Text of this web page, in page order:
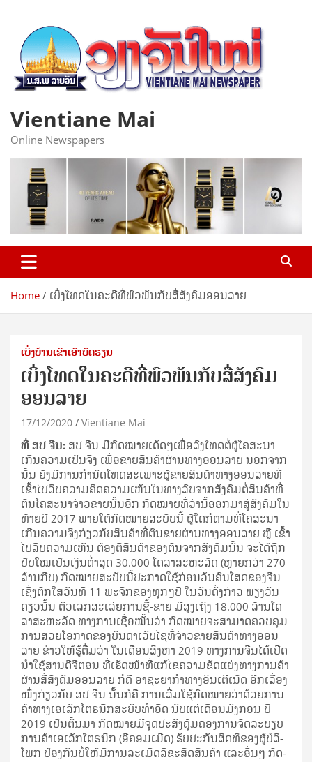
content
Vientiane Mai
Online Newspapers
Home ເບິ່ງໂທດໃນຄະດີທີ່ພົວພັນກັບສື່ສັງຄົມອອນລາຍ
ເບິ່ງບ້ານເຂົາເອົາບົດຮຽນ
ເບິ່ງໂທດໃນຄະດີທີ່ພົວພັນກັບສື່ສັງຄົມ
ອອນລາຍ
17/12/2020 Vientiane Mai
ທີ່ ສປ ຈີນ: ສປ ຈີນ ມີ​ກົດ­ໝາຍ​ເດັດໆ​ເພື່ອ​ລົງ­ໂທດ​ຕໍ່​ຜູ້​ໂຄ­ສະ­ນາ​
ເກີນ​ຄວາມ​ເປັນ​ຈິງ ເພື່ອ​ຂາຍ​ສິນ­ຄ້າ​ຜ່ານ​ທາງ​ອອນ​ລາຍ ນອກ­ຈາກ​
ນັ້ນ ຍັງ​ມີ​ການ​ກຳ­ນົດ​ໂທດ​ສະ­ເພາະ​ຜູ້​ຂາຍ​ສິນ­ຄ້າ​ທາງ​ອອນ​ລາຍ​ທີ່​
ເຂົ້າ​ໄປ​ລຶບ​ຄວາມ​ຄິດ​ຄວາມ​ເຫັນ​ໃນ​ທາງ​ລົບ​ຈາກ​ສັງ­ຄົມ​ຕໍ່​ສິນ­ຄ້າ​ທີ່​
ຕົນ​ໂຄ­ສະ­ນາ​ຈ່າວ​ຂາຍ​ນັ້ນ​ອີກ ກົດ­ໝາຍ​ທີ່​ວ່າ​ນີ້​ອອກ​ມາ­ສູ່​ສັງ­ຄົມ​ໃນ​
ທ້າຍ​ປີ 2017 ພາຍ​ໃຕ້​ກົດ­ໝາຍ​ສະ­ບັບ​ນີ້ ຜູ້​ໃດ​ກໍ​ຕາມ​ທີ່​ໂຄ­ສະ­ນາ​
ເກີນ​ຄວາມ​ຈິງ​ກ່ຽວ​ກັບ​ສິນ­ຄ້າ​ທີ່​ຕົນ​ຂາຍ​ຜ່ານ​ທາງ​ອອນ​ລາຍ ຫຼື ເຂົ້າ​
ໄປ​ລຶບ​ຄວາມ​ເຫັນ ຕ້ອງ​ຕິ​ສິນ­ຄ້າ​ຂອງ​ຕົນ​ຈາກ​ສັງ­ຄົມ​ນັ້ນ ຈະ​ໄດ້​ຖືກ​
ປັບ​ໃໝ​ເປັນ​ເງິນ​ຕ່ຳ​ສຸດ 30.000 ໂດ​ລາ​ສະ­ຫະ­ລັດ (ຫຼາຍ​ກວ່າ 270
ລ້ານ​ກີບ) ກົດ­ໝາຍ​ສະ­ບັບ​ນີ້​ປະ­ກາດ​ໃຊ້​ກ່ອນ​ວັນ​ຄົນ​ໂສດ​ຂອງ​ຈີນ
ເຊິ່ງ​ຕົກ​ໃສ່​ວັນ​ທີ 11 ພະ­ຈິກ​ຂອງ​ທຸກໆ​ປີ ໃນ​ວັນ​ດັ່ງ­ກ່າວ ພຽງ​ວັນ​
ດຽວ​ນັ້ນ ຕົວ​ເລກ​ສະ­ເລ່ຍ​ການ​ຊື້-ຂາຍ ມີ​ສູງ​ເຖິງ 18.000 ລ້ານ​ໂດ​
ລາ​ສະ­ຫະ­ລັດ ທາງ​ການ​ເຊື່ອ​ໝັ້ນ​ວ່າ ກົດ­ໝາຍ​ຈະ​ສາ­ມາດ​ຄວບ​ຄຸມ​
ການ​ສວຍ­ໂອ­ກາດ​ຂອງ​ບັນ­ດາ​ເວັບ​ໄຊ​ທີ່​ຈ່າວ​ຂາຍ​ສິນ­ຄ້າ​ທາງ​ອອນ​
ລາຍ ຂ່າວ​ໃຫ້​ຮູ້​ຕື່ມ​ວ່າ ໃນ​ເດືອນ​ສິງ­ຫາ 2019 ທາງ​ການ​ຈີນ​ໄດ້​ເປີດ​
ນຳ​ໃຊ້​ສານ​ດີ​ຈີ​ຕອນ ທີ່​ເຮັດ​ໜ້າ­ທີ່​ແກ້​ໄຂ​ຄວາມ​ຂັດ​ແຍ່ງ​ທາງ​ການ​ຄ້າ​
ຜ່ານ​ສື່​ສັງ­ຄົມ​ອອນ​ລາຍ ກໍ​ຄື ອາ​ຊະ​ຍາ​ກຳ​ທາງ​ອິນ​ເຕີ​ເນັດ ອີກ​ເລື່ອງ​
ໜຶ່ງ​ກ່ຽວ​ກັບ ສປ ຈີນ ນັ້ນ​ກໍ​ຄື ການ​ເລີ່ມ​ໃຊ້​ກົດ­ໝາຍ​ວ່າ​ດ້ວຍ​ການ​
ຄ້າ​ທາງ​ເອ​ເລັກ​ໂຕຣ​ນິກ​ສະ­ບັບ​ທຳ​ອິດ ນັບ​ແຕ່​ເດືອນ​ມັງ­ກອນ ປີ
2019 ເປັນ­ຕົ້ນ​ມາ ກົດ­ໝາຍ​ມີ​ຈຸດ­ປະ­ສົງ​ຄຸ້ມ​ຄອງ​ການ​ຈັດ​ລະ­ບຽບ​
ການ​ຄ້າ​ເອ​ເລັກ​ໂຕຣ​ນິກ (ອີ​ຄອມ​ເມີດ) ຮັບ­ປະ­ກັນ​ສິດ­ທິ​ຂອງ​ຜູ້​ບໍ­ລິ­
ໂພກ ປ້ອງ​ກັນ​ບໍ່​ໃຫ້​ມີ​ການ​ລະ­ເມີດ​ລິ​ຂະ​ສິດ​ສິນ­ຄ້າ ແລະ​ອື່ນໆ ກົດ­